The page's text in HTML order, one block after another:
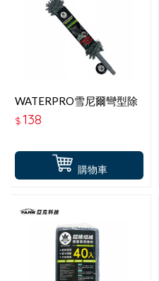
購物車
WATERPRO雪尼爾彎型除
塵撢
$138